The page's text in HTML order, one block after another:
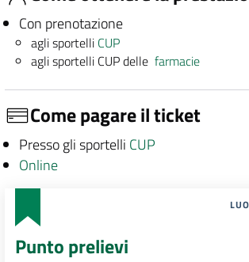
Con prenotazione
agli sportelli CUP
agli sportelli CUP dellefarmacie
Come pagare il ticket
Presso gli sportelli CUP
Online
Punto prelievi